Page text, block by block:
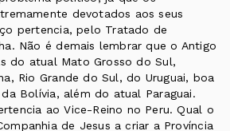
devotados aos seus
pertencia, pelo Tratado de
Não é demais lembrar que o Antigo
do atual Mato Grosso do Sul,
Rio Grande do Sul, do Uruguai, boa
Bolívia, além do atual Paraguai.
ao Vice-Reino no Peru. Qual o
de Jesus a criar a Província